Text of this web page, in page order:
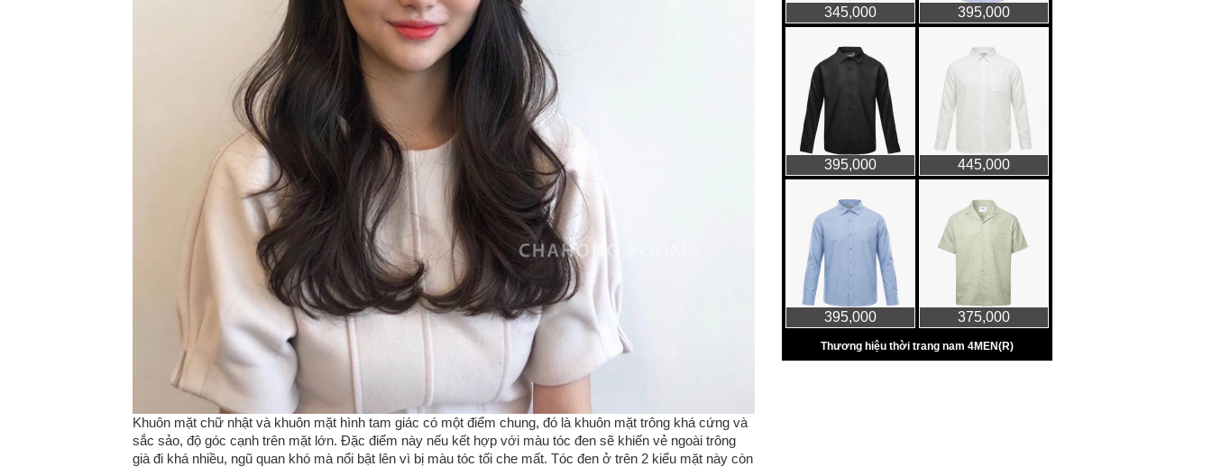
Khuôn mặt chữ nhật và khuôn mặt hình tam giác có một điểm chung, đó là khuôn mặt trông khá cứng và
sắc sảo, độ góc cạnh trên mặt lớn. Đặc điểm này nếu kết hợp với màu tóc đen sẽ khiến vẻ ngoài trông
già đi khá nhiều, ngũ quan khó mà nổi bật lên vì bị màu tóc tối che mất. Tóc đen ở trên 2 kiểu mặt này còn